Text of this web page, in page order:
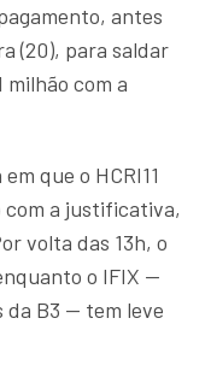
antes
(20), para saldar
milhão com a
que o HCRI11
com a justificativa,
volta das 13h, o
o IFIX —
da B3 — tem leve